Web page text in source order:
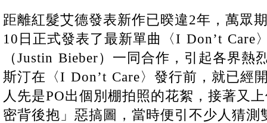
距離紅髮艾德發表新作已暌違2年，萬眾
10日正式發表了最新單曲〈I Don’t Care
（Justin Bieber）一同合作，引起各界熱
斯汀在〈I Don’t Care〉發行前，就已經
人先是PO出個別棚拍照的花絮，接著又
密背後抱」惡搞圖，當時便引不少人猜